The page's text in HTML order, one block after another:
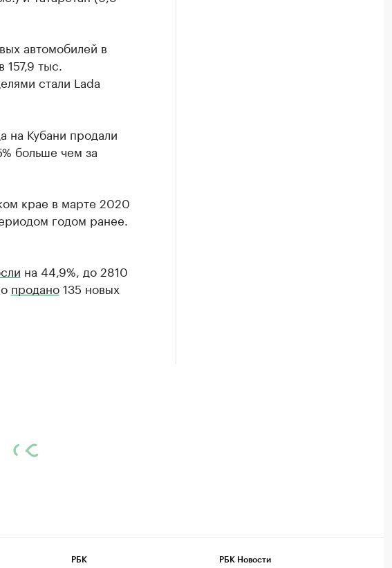
автомобилей в
тыс.
стали Lada
на Кубани продали
больше чем за
крае в марте 2020
годом ранее.
на 44,9%, до 2810
продано135 новых
РБК РБК Новости